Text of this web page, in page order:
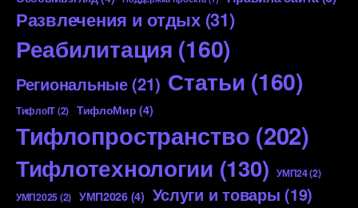
Развлечения и отдых(31)
Реабилитация (160)
Региональные(21) Статьи (160)
ТифлоIT(2) ТифлоМир (4)
Тифлопространство (202)
Тифлотехнологии (130) УМП24(2)
УМП2025(2) УМП2026(4) Услуги и товары (19)